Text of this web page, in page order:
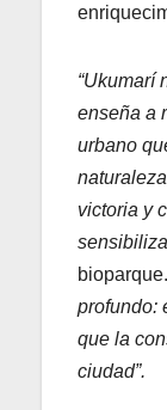
“Ukumarí
enseña a
urbano
victoria y
bioparque.
profundo:
que la
ciudad”.